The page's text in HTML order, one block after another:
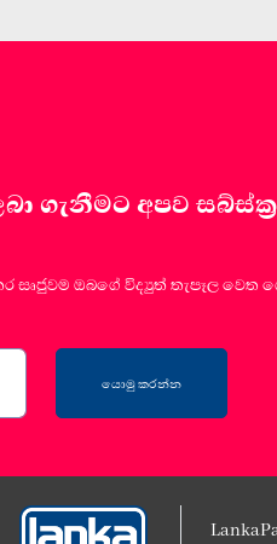
ගැනීමට අපව
සෘජුවම ඔබගේ විද්‍යුත් තැපෑල වෙත
යොමු කරන්න